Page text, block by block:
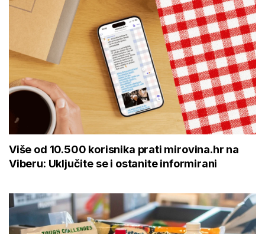
Više od 10.500 korisnika prati mirovina.hr na
Viberu: Uključite se i ostanite informirani